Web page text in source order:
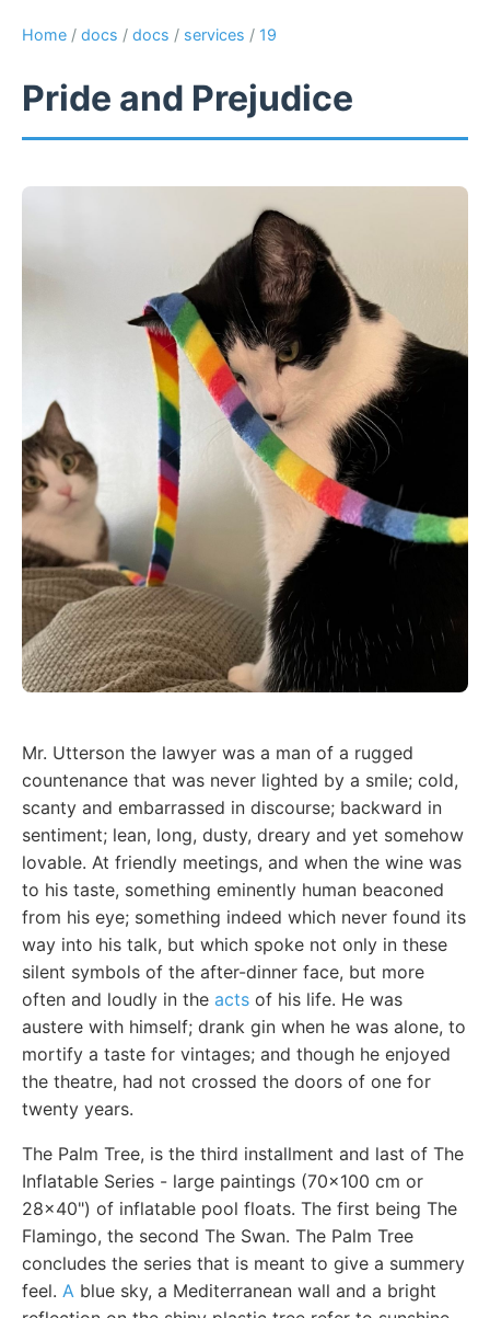
Home / docs / docs / services / 19
Pride and Prejudice
Mr. Utterson the lawyer was a man of a rugged
countenance that was never lighted by a smile; cold,
scanty and embarrassed in discourse; backward in
sentiment; lean, long, dusty, dreary and yet somehow
lovable. At friendly meetings, and when the wine was
to his taste, something eminently human beaconed
from his eye; something indeed which never found its
way into his talk, but which spoke not only in these
silent symbols of the after-dinner face, but more
often and loudly in the acts of his life. He was
austere with himself; drank gin when he was alone, to
mortify a taste for vintages; and though he enjoyed
the theatre, had not crossed the doors of one for
twenty years.
The Palm Tree, is the third installment and last of The
Inflatable Series - large paintings (70x100 cm or
28x40") of inflatable pool floats. The first being The
Flamingo, the second The Swan. The Palm Tree
concludes the series that is meant to give a summery
feel. A blue sky, a Mediterranean wall and a bright